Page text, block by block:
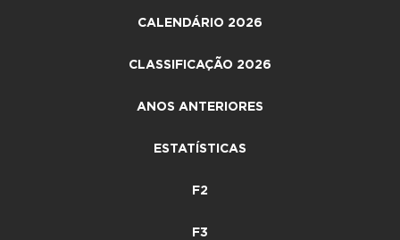
CALENDÁRIO 2026
CLASSIFICAÇÃO 2026
ANOS ANTERIORES
ESTATÍSTICAS
F2
F3